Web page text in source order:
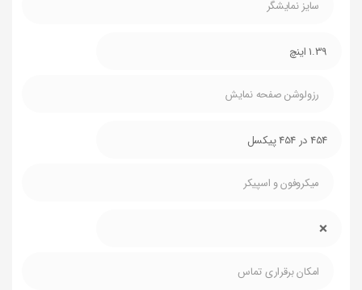
سایز نمایشگر
1.39 اینچ
رزولوشن صفحه نمایش
454 در 454 پیکسل
میکروفون و اسپیکر
❌
امکان برقراری تماس